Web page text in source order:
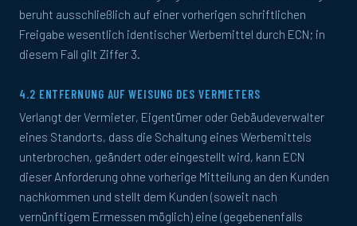
beruht ausschließlich auf einer vorherigen schriftlichen
Freigabe wesentlich identischer Werbemittel durch ECN; in
diesem Fall gilt Ziffer 3.
4.2 ENTFERNUNG AUF WEISUNG DES VERMIETERS
Verlangt der Vermieter, Eigentümer oder Gebäudeverwalter
eines Standorts, dass die Schaltung eines Werbemittels
unterbrochen, geändert oder eingestellt wird, kann ECN
dieser Anforderung ohne vorherige Mitteilung an den Kunden
nachkommen und stellt dem Kunden (soweit nach
vernünftigem Ermessen möglich) eine (gegebenenfalls